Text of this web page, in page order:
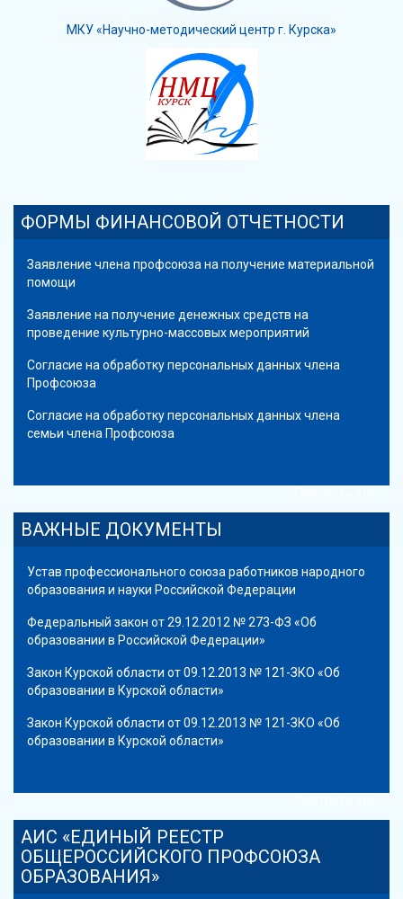
МКУ «Научно-методический центр г. Курска»
ФОРМЫ ФИНАНСОВОЙ ОТЧЕТНОСТИ
Заявление члена профсоюза на получение материальной
помощи
Заявление на получение денежных средств на
проведение культурно-массовых мероприятий
Согласие на обработку персональных данных члена
Профсоюза
Согласие на обработку персональных данных члена
семьи члена Профсоюза
ВАЖНЫЕ ДОКУМЕНТЫ
Устав профессионального союза работников народного
образования и науки Российской Федерации
Федеральный закон от 29.12.2012 № 273-ФЗ «Об
образовании в Российской Федерации»
Закон Курской области от 09.12.2013 № 121-ЗКО «Об
образовании в Курской области»
Закон Курской области от 09.12.2013 № 121-ЗКО «Об
образовании в Курской области»
АИС «ЕДИНЫЙ РЕЕСТР
ОБЩЕРОССИЙСКОГО ПРОФСОЮЗА
ОБРАЗОВАНИЯ»